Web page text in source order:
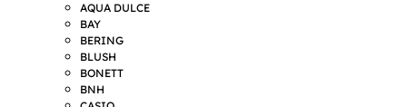
AQUA DULCE
BAY
BERING
BLUSH
BONETT
BNH